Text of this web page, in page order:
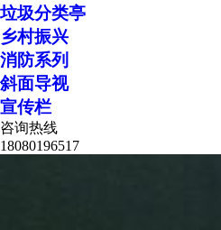
垃圾分类亭
乡村振兴
消防系列
斜面导视
宣传栏
咨询热线
18080196517